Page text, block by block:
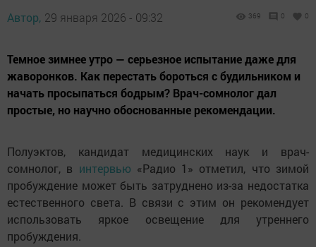
Автор, 29 января 2026 - 09:32 369 0 0
Темное зимнее утро — серьезное испытание даже для
жаворонков. Как перестать бороться с будильником и
начать просыпаться бодрым? Врач-сомнолог дал
простые, но научно обоснованные рекомендации.
Полуэктов, кандидат медицинских наук и врач-
сомнолог, в интервью «Радио 1» отметил, что зимой
пробуждение может быть затруднено из-за недостатка
естественного света. В связи с этим он рекомендует
использовать яркое освещение для утреннего
пробуждения.